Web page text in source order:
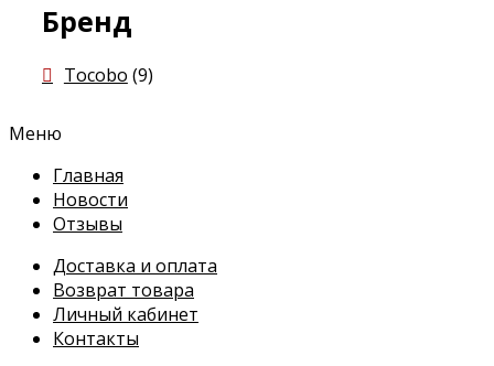
Бренд
Tocobo (9)
Меню
Главная
Новости
Отзывы
Доставка и оплата
Возврат товара
Личный кабинет
Контакты